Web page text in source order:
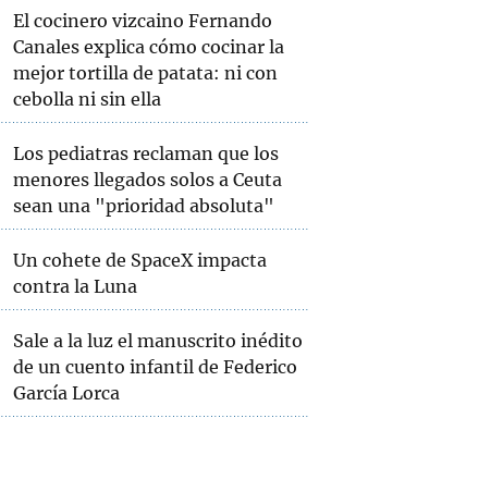
El cocinero vizcaino Fernando
Canales explica cómo cocinar la
mejor tortilla de patata: ni con
cebolla ni sin ella
Los pediatras reclaman que los
menores llegados solos a Ceuta
sean una "prioridad absoluta"
Un cohete de SpaceX impacta
contra la Luna
Sale a la luz el manuscrito inédito
de un cuento infantil de Federico
García Lorca